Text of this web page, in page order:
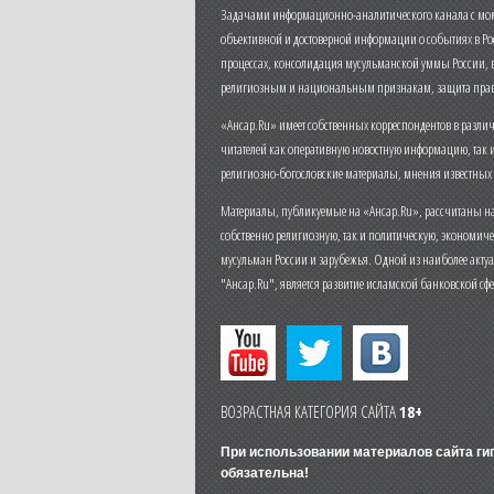
Задачами информационно-аналитического канала с
объективной и достоверной информации о событиях в
процессах, консолидация мусульманской уммы
религиозным и национальным признакам, защита
«Ансар.Ru» имеет собственных корреспондентов в
читателей как оперативную новостную информацию, так
религиозно-богословские материалы, мнения
Материалы, публикуемые на «Ансар.Ru», рассчитаны
собственно религиозную, так и политическую,
мусульман России и зарубежья. Одной из наиболее
"Ансар.Ru", является развитие исламской банковской
ВОЗРАСТНАЯ КАТЕГОРИЯ САЙТА18+
При использовании материалов сайта
обязательна!